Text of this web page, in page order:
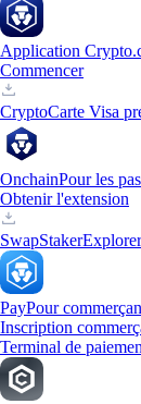
Application
Commencer
CryptoCarte Visa
OnchainPour les
Obtenir l'extension
SwapStaker
PayPour
Inscription
Terminal de